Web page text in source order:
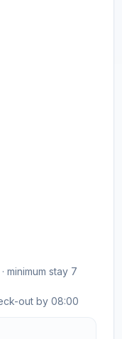
minimum stay 7
out by 08:00